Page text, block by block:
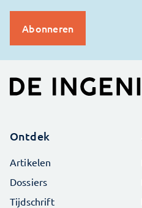
Ontdek
Artikelen
Dossiers
Tijdschrift